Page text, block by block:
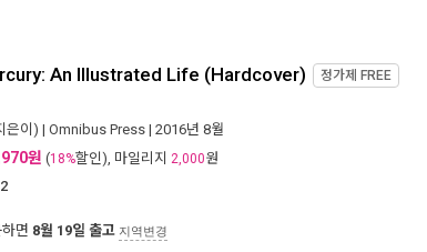
An Illustrated Life (Hardcover) 정가제 FREE
은이) | Omnibus Press | 2016년 8월
원 (18%할인), 마일리지 2,000원
면 8월 19일 출고 지역변경